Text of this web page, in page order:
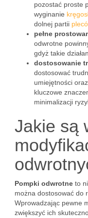
pozostać proste
wyginanie
dolnej partii
pełne
odwrotne
gdyż takie
dostosowanie
dostosować
umiejętności
kluczowe
minimalizacji
Jakie są
Pompki odwrotne to
można dostosować do
Wprowadzając pewne
zwiększyć ich